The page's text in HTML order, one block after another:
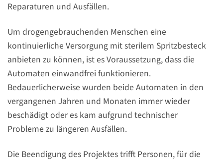
Reparaturen und Ausfällen.
Um drogengebrauchenden Menschen eine
kontinuierliche Versorgung mit sterilem Spritzbesteck
anbieten zu können, ist es Voraussetzung, dass die
Automaten einwandfrei funktionieren.
Bedauerlicherweise wurden beide Automaten in den
vergangenen Jahren und Monaten immer wieder
beschädigt oder es kam aufgrund technischer
Probleme zu längeren Ausfällen.
Die Beendigung des Projektes trifft Personen, für die